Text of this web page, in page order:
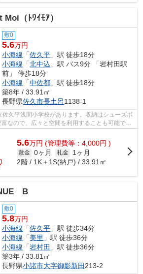
Moi（ﾄﾜｲﾓｱ）
敷0
5.6万円
小海線 「佐久平 」駅 徒歩18分
小海線 「北中込 」駅 バス9分 「岩村田駅
前」 停歩18分
小海線 「中佐都 」駅 徒歩18分
築8年 / 33.91㎡
長野県佐久市長土呂1138-1
久平浅間小学校があります。収納はシューズボ
なので、広々と空間を利用することも可能で
ン越しに来...
5.6万円 (管理費等：4,000円 )
敷金 0ヶ月 礼金
1ヶ月
2階 / 1K＋1S(納戸) / 33.91㎡
B
敷0
5.8万円
小海線 「佐久平 」駅 徒歩34分
小海線 「美里 」駅 徒歩36分
小海線 「岩村田 」駅 徒歩36分
築3年 / 33.81㎡
長野県小諸市大字御影新田213-2